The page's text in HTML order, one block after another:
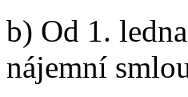
b) Od 1.
nájemní